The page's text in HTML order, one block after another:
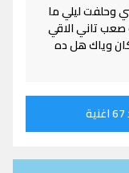
وحلفت ليلي ما
صعب تاني الاقي
وياك هل ده